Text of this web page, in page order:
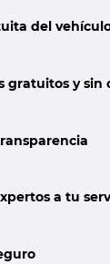
del
gratuitos y sin
a tu